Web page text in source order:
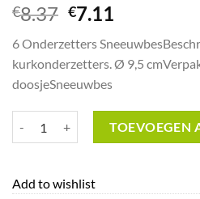
€8.37 Oorspronkelijke
was:
€8.37.
€7.11
is:
€7.11.
6 Onderzetters
kurkonderzetters. Ø 9,5
doosjeSneeuwbes
TOEVOEGEN
Add to wishlist